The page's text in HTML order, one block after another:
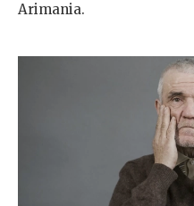
Arimania.